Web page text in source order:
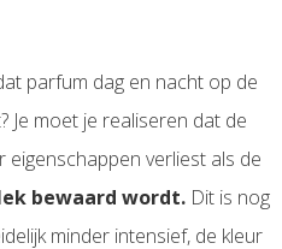
parfum dag en nacht op de
Je moet je realiseren dat de
verliest als de
bewaard wordt. Dit is nog
minder intensief, de kleur